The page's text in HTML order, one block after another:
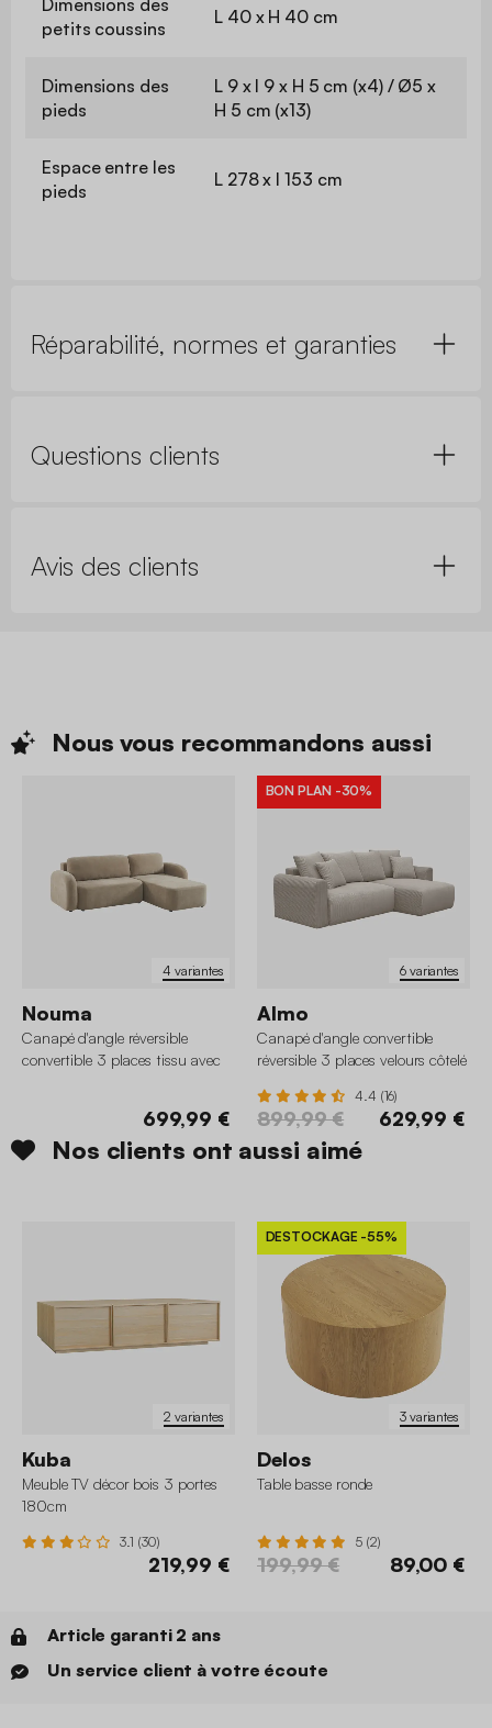
petits coussins
L 40 x H 40 cm
Dimensions des
pieds
L 9 x l 9 x H 5 cm (x4) / Ø5 x
H 5 cm (x13)
Espace entre les
pieds
L 278 x l 153 cm
Réparabilité, normes et garanties
Questions clients
Avis des clients
Nous vous recommandons aussi
4 variantes
Nouma
Canapé d'angle réversible
convertible 3 places tissu avec
699,99 €
6 variantes
BON PLAN -30%
Almo
Canapé d'angle convertible
réversible 3 places velours côtelé
4.4 (16)
899,99 € 629,99 €
Nos clients ont aussi aimé
2 variantes
Kuba
Meuble TV décor bois 3 portes
180cm
3.1 (30)
219,99 €
3 variantes
DESTOCKAGE -55%
Delos
Table basse ronde
5 (2)
199,99 € 89,00 €
Article garanti 2 ans
Un service client à votre écoute